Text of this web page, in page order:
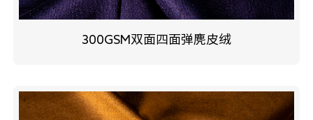
300GSM双面四面弹麂皮绒